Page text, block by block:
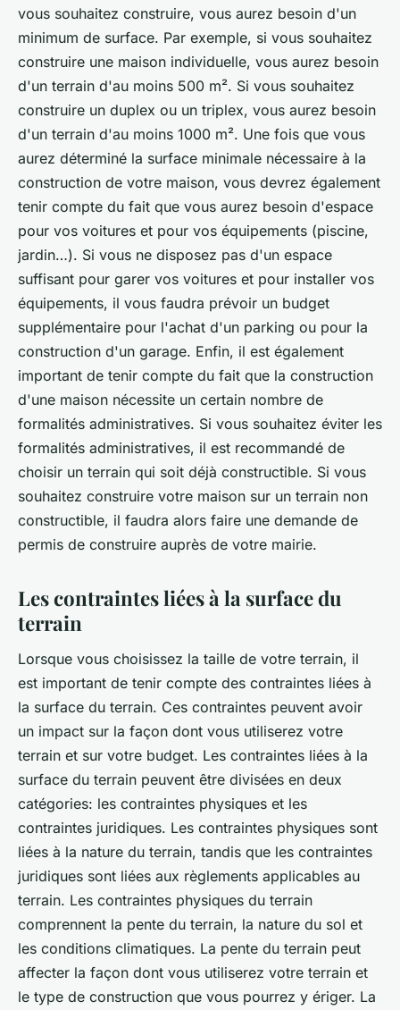
vous souhaitez construire, vous aurez besoin d'un
minimum de surface. Par exemple, si vous souhaitez
construire une maison individuelle, vous aurez besoin
d'un terrain d'au moins 500 m². Si vous souhaitez
construire un duplex ou un triplex, vous aurez besoin
d'un terrain d'au moins 1000 m². Une fois que vous
aurez déterminé la surface minimale nécessaire à la
construction de votre maison, vous devrez également
tenir compte du fait que vous aurez besoin d'espace
pour vos voitures et pour vos équipements (piscine,
jardin…). Si vous ne disposez pas d'un espace
suffisant pour garer vos voitures et pour installer vos
équipements, il vous faudra prévoir un budget
supplémentaire pour l'achat d'un parking ou pour la
construction d'un garage. Enfin, il est également
important de tenir compte du fait que la construction
d'une maison nécessite un certain nombre de
formalités administratives. Si vous souhaitez éviter les
formalités administratives, il est recommandé de
choisir un terrain qui soit déjà constructible. Si vous
souhaitez construire votre maison sur un terrain non
constructible, il faudra alors faire une demande de
permis de construire auprès de votre mairie.
Les contraintes liées à la surface du
terrain
Lorsque vous choisissez la taille de votre terrain, il
est important de tenir compte des contraintes liées à
la surface du terrain. Ces contraintes peuvent avoir
un impact sur la façon dont vous utiliserez votre
terrain et sur votre budget. Les contraintes liées à la
surface du terrain peuvent être divisées en deux
catégories: les contraintes physiques et les
contraintes juridiques. Les contraintes physiques sont
liées à la nature du terrain, tandis que les contraintes
juridiques sont liées aux règlements applicables au
terrain. Les contraintes physiques du terrain
comprennent la pente du terrain, la nature du sol et
les conditions climatiques. La pente du terrain peut
affecter la façon dont vous utiliserez votre terrain et
le type de construction que vous pourrez y ériger. La